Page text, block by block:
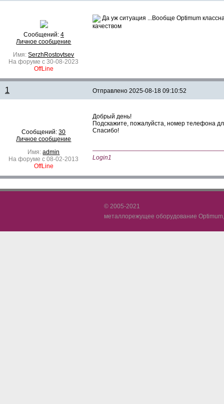
Сообщений: 4
Личное сообщение
Имя:SerzhRostovtsev
На форуме с 30-08-2023
OffLine
Да уж ситуация ...Вообще Optimum
качеством
1 Отправлено 2025-08-18 09:10:52
Сообщений:30
Личное сообщение
Имя:admin
На форуме с 08-02-2013
OffLine
Добрый день!
Подскажите, пожалуйста, номер телефона
Спасибо!
Login1
© 2005-2021
металлорежущее оборудование